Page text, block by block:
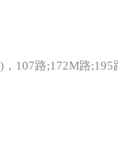
107路;172M路